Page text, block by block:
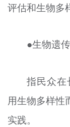
评估和生物多
●生物遗
指民众
用生物多样性
实践。